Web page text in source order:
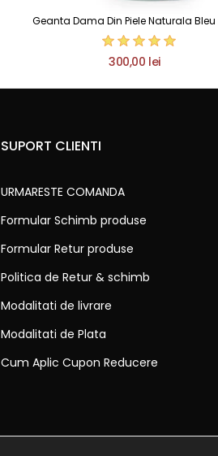
Geanta Dama Din Piele Naturala Bleu
300,00 lei
SUPORT CLIENTI
URMARESTE COMANDA
Formular Schimb produse
Formular Retur produse
Politica de Retur & schimb
Modalitati de livrare
Modalitati de Plata
Cum Aplic Cupon Reducere